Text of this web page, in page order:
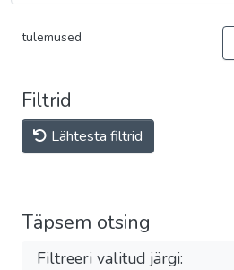
tulemused
Filtrid
Lähtesta filtrid
Täpsem otsing
Filtreeri valitud järgi: